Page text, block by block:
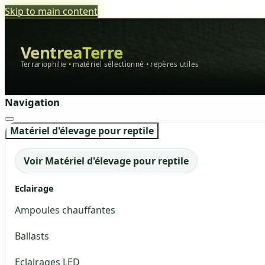
Skip to main content
VentreaTerre
Terrariophilie • matériel sélectionné • repères utiles
Navigation
Matériel d'élevage pour reptile
Voir Matériel d'élevage pour reptile
Eclairage
Ampoules chauffantes
Ballasts
Eclairages LED